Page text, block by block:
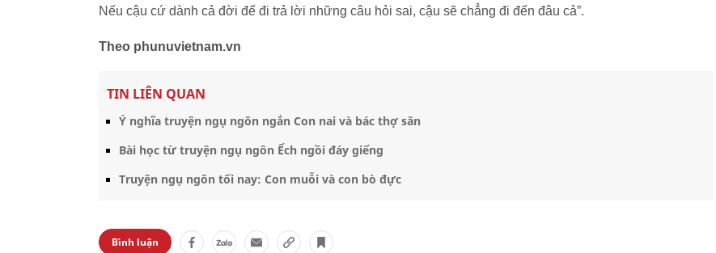
Nếu cậu cứ dành cả đời để đi trả lời những câu hỏi sai, cậu sẽ chẳng đi đến đâu cả”.
Theo phunuvietnam.vn
TIN LIÊN QUAN
Ý nghĩa truyện ngụ ngôn ngắn Con nai và bác thợ săn
Bài học từ truyện ngụ ngôn Ếch ngồi đáy giếng
Truyện ngụ ngôn tối nay: Con muỗi và con bò đực
Bình luận